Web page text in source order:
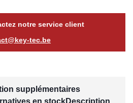
notre service client
tec.be
supplémentaires
en stockDescription